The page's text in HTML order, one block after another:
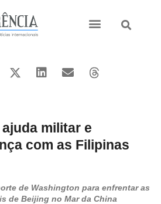
militar e
com as Filipinas
de Washington para enfrentar as
de Beijing no Mar da China